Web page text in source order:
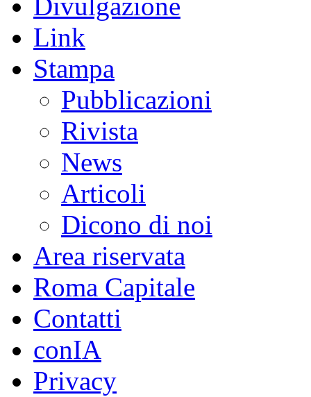
Divulgazione
Link
Stampa
Pubblicazioni
Rivista
News
Articoli
Dicono di noi
Area riservata
Roma Capitale
Contatti
conIA
Privacy